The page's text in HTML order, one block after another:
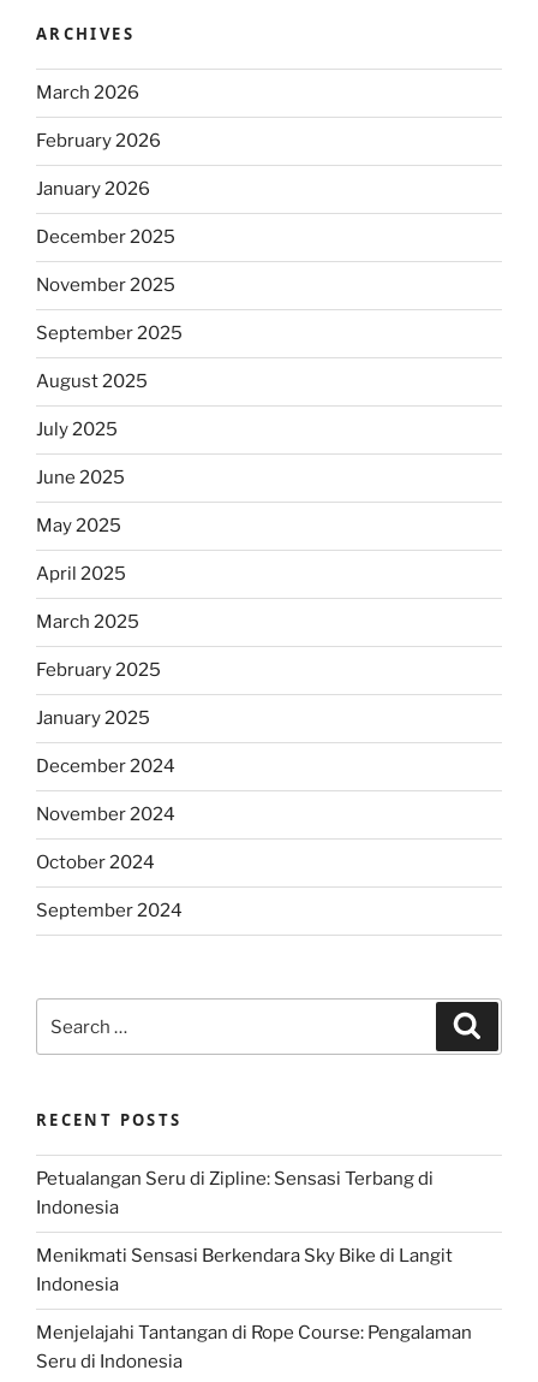
ARCHIVES
March 2026
February 2026
January 2026
December 2025
November 2025
September 2025
August 2025
July 2025
June 2025
May 2025
April 2025
March 2025
February 2025
January 2025
December 2024
November 2024
October 2024
September 2024
for:
RECENT POSTS
Petualangan Seru di Zipline: Sensasi Terbang di
Indonesia
Menikmati Sensasi Berkendara Sky Bike di Langit
Indonesia
Menjelajahi Tantangan di Rope Course: Pengalaman
Seru di Indonesia